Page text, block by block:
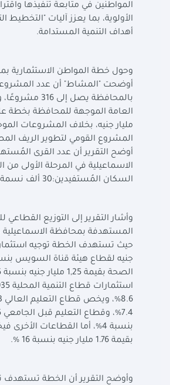
المواطنين في متابعة تنفيذها
الأولوية، بما يعزز آليات "التخطيط
أهداف التنمية المستدامة.
وحول خطة المواطن الاستثمارية
أوضحت "المشاط" أن عدد
بالمحافظة يصل
مليار جنيه، بخلاف المشروعات
المشروع القومي لتطوير الريف
أوضح التقرير أن عدد القرى
السكان المُستفيدين:30 ألف نسمة.
وأشار التقرير إلى التوزيع القطاعي
بنسبة 4%، أما القطاعات
بقيمة 1.76 مليار جنيه بنسبة 16 %.